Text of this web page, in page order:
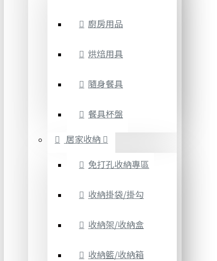
廚房用品
烘焙用具
隨身餐具
餐具杯盤
居家收納
免打孔收納專區
收納掛袋/掛勾
收納架/收納盒
收納籃/收納箱